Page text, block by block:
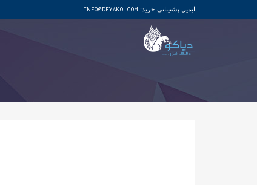
ایمیل پشتیبانی خرید: INFO@DEYAKO.COM